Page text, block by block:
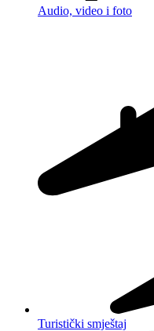
Audio, video i foto
Turistički smještaj